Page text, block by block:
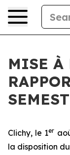
MISE À
Clichy, le 1er
la disposition